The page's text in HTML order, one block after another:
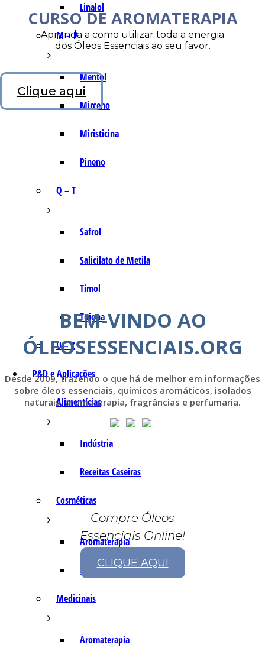
Linalol
M – P
Mentol
Mirceno
Miristicina
Pineno
Q – T
Safrol
Salicilato de Metila
Timol
Tujona
U – Z
P&D e Aplicações
Alimentícias
Indústria
Receitas Caseiras
Cosméticas
Aromaterapia
Fórmulas Caseiras
Medicinais
Aromaterapia
CURSO DE AROMATERAPIA
Aprenda a como utilizar toda a energia
dos Óleos Essenciais ao seu favor.
Clique aqui
BEM-VINDO AO
ÓLEOSESSENCIAIS.ORG
Desde 2009, trazendo o que há de melhor em informações
sobre óleos essenciais, químicos aromáticos, isolados
naturais, aromaterapia, fragrâncias e perfumaria.
Compre Óleos
Essenciais Online!
CLIQUE AQUI